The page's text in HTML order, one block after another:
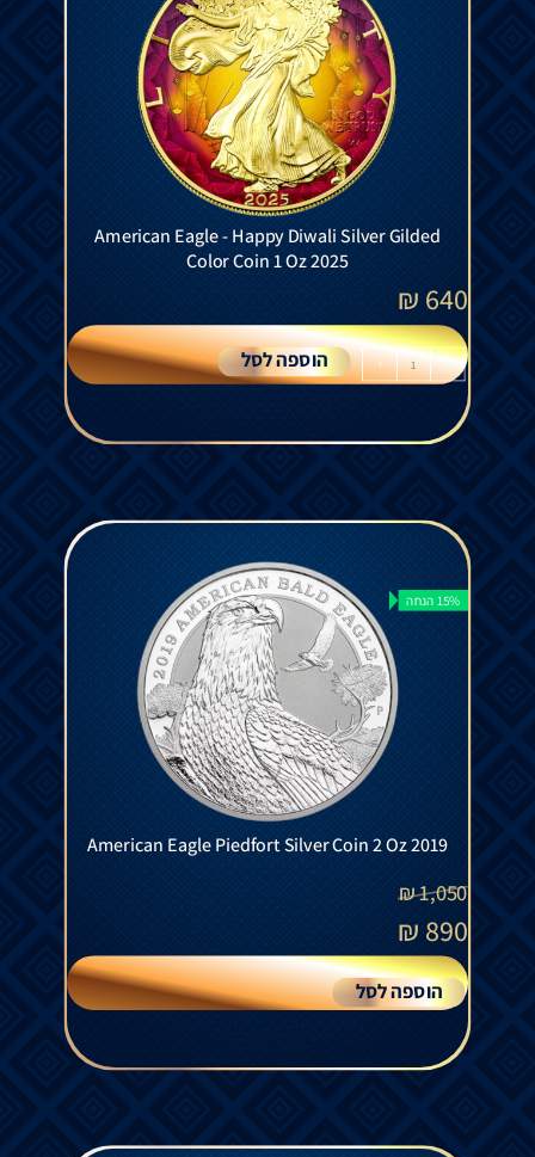
American Eagle - Happy Diwali Silver Gilded
Color Coin 1 Oz 2025
640
₪
-
+ הוספה לסל
15% הנחה
American Eagle Piedfort Silver Coin 2 Oz 2019
1,050
₪
890
₪
הוספה לסל